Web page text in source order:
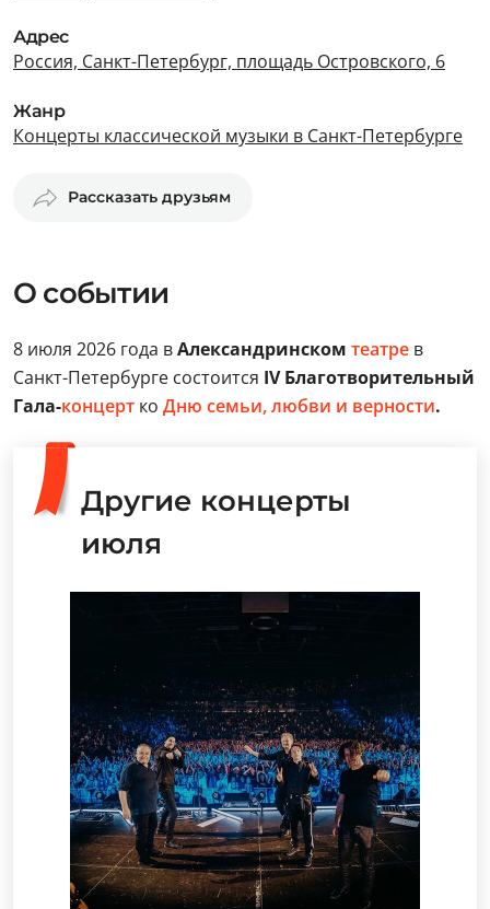
Адрес
Россия, Санкт-Петербург, площадь Островского, 6
Жанр
Концерты классической музыки в Санкт-Петербурге
Рассказать друзьям
О событии
8 июля 2026 года вАлександринском театре в
Санкт-Петербурге состоится IV Благотворительный
Гала-концерт ко Дню семьи, любви и верности.
Другие концерты
июля